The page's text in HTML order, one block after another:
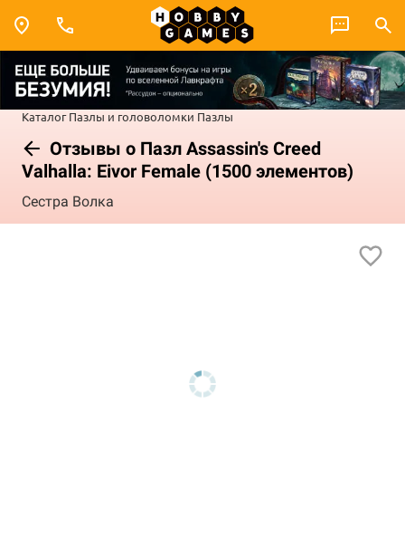
Каталог Пазлы и головоломки Пазлы
Отзывы о Пазл Assassin's Creed
Valhalla: Eivor Female (1500 элементов)
Сестра Волка